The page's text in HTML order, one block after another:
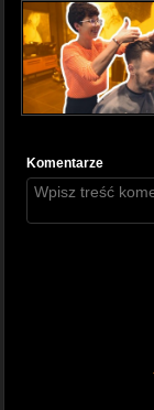
Komentarze